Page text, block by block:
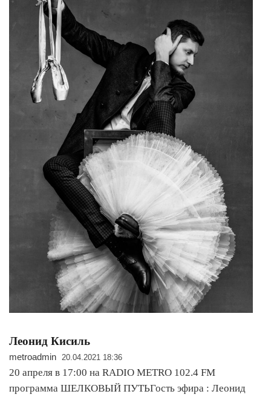
Леонид Кисиль
metroadmin 20.04.2021 18:36
20 апреля в 17:00 на RADIO METRO 102.4 FM
программа ШЕЛКОВЫЙ ПУТЬГость эфира : Леонид